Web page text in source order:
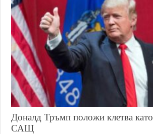
Доналд Тръмп положи клетва
САЩ